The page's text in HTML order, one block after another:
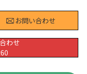
お問い合わせ
わせ